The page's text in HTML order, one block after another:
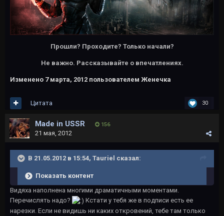
Прошли? Проходите? Только начали?
Не важно. Рассказывайте о впечатлениях.
Изменено 7 марта, 2012 пользователем Женечка
30
Цитата
Made in USSR 156
21 мая, 2012
В 21.05.2012 в 15:54, Tauriel сказал:
Показать контент
Видяха наполнена многими драматичными моментами.
Перечислять надо?
Кстати у тебя же в подписи есть ее
нарезки. Если не видишь ни каких откровений, тебе там только